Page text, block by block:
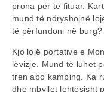
prona për të fituar.
mund të ndryshojnë
të përfundoni në burg?
Kjo lojë portative e
lëvizje. Mund të luhet
tren apo kamping. Ka
dhe mbyllet lehtësisht